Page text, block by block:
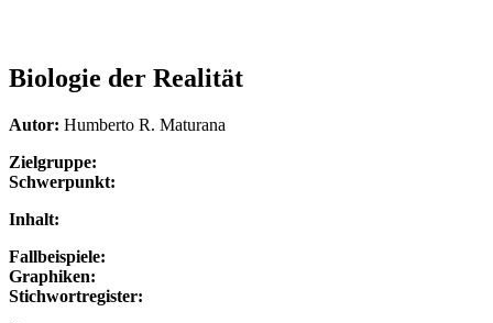
Biologie der Realität
Autor: Humberto R. Maturana
Zielgruppe:
Schwerpunkt:
Inhalt:
Fallbeispiele:
Graphiken:
Stichwortregister: